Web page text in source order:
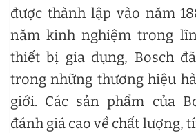
được thành lập vào năm
năm kinh nghiệm trong
thiết bị gia dụng, Bosch
trong những thương hiệu
giới. Các sản phẩm của
đánh giá cao về chất lượng,